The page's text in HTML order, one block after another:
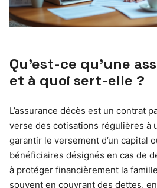
Qu’est-ce qu’une
et à quoi sert-elle ?
L’assurance décès est un contrat
verse des cotisations régulières à
garantir le versement d’un capital
bénéficiaires désignés en cas de
à protéger financièrement la
souvent en couvrant des dettes,